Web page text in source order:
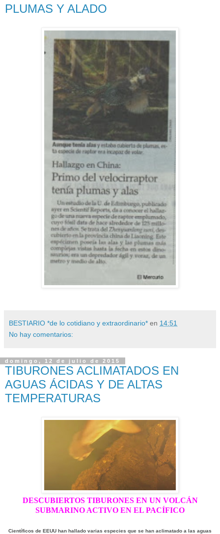
PLUMAS Y ALADO
BESTIARIO *de lo cotidiano y extraordinario* en 14:51
No hay comentarios:
domingo, 12 de julio de 2015
TIBURONES ACLIMATADOS EN
AGUAS ÁCIDAS Y DE ALTAS
TEMPERATURAS
DESCUBIERTOS TIBURONES EN UN VOLCÁN
SUBMARINO ACTIVO EN EL PACÍFICO
Científicos de EEUU han hallado varias especies que se han aclimatado a las aguas